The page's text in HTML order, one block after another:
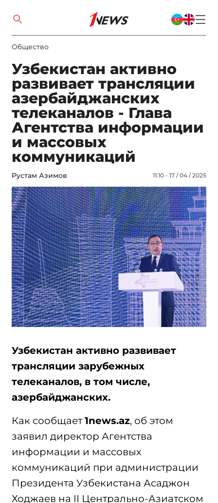
Общество
Узбекистан активно
развивает трансляции
азербайджанских
телеканалов - Глава
Агентства информации
и массовых
коммуникаций
Рустам Азимов 11:10 - 17 / 04 / 2025
Узбекистан активно развивает
трансляции зарубежных
телеканалов, в том числе,
азербайджанских.
Как сообщает1news.az, об этом
заявил директор Агентства
информации и массовых
коммуникаций при администрации
Президента Узбекистана Асаджон
Ходжаев на II Центрально-Азиатском